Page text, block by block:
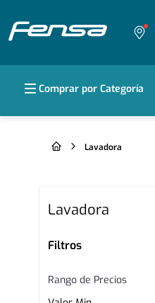
1. cocina 5 platos
refrigerador no frost
secadora
Comprar por Categoría
Lavadora
Lavadora
Filtros
Rango de Precios